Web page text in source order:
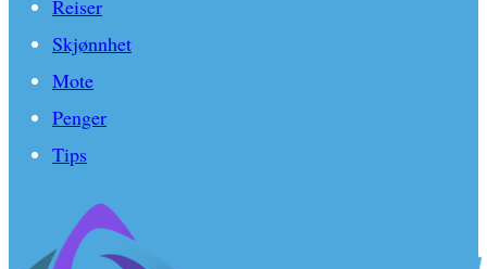
Reiser
Skjønnhet
Mote
Penger
Tips